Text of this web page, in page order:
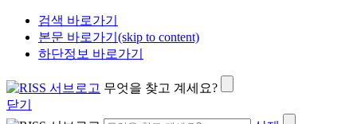
검색 바로가기
본문 바로가기(skip to content)
하단정보 바로가기
무엇을 찾고 계세요?
닫기